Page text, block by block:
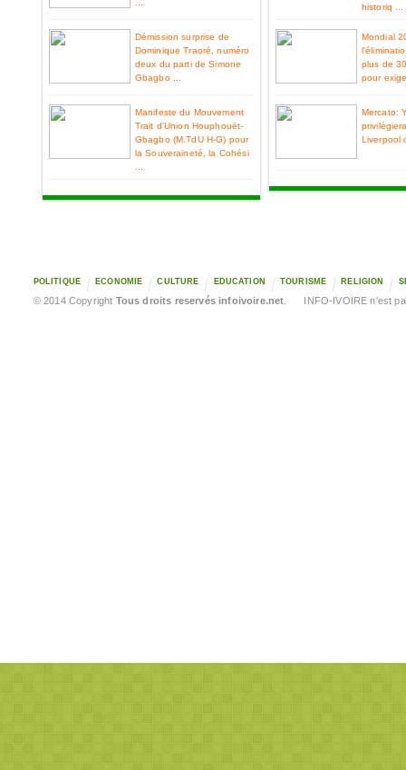
Démission surprise de
Dominique Traoré, numéro
deux du parti de Simone
Gbagbo ...
Manifeste du Mouvement
Trait d'Union Houphouët-
Gbagbo (M.TdU H-G) pour
la Souveraineté, la Cohési
historiq ...
Mondial
plus de
pour
Mercato:
Liverpool
POLITIQUE ECONOMIE CULTURE EDUCATION TOURISME RELIGION
© 2014 Copyright Tous droits reservés infoivoire.net . INFO-IVOIRE n'est